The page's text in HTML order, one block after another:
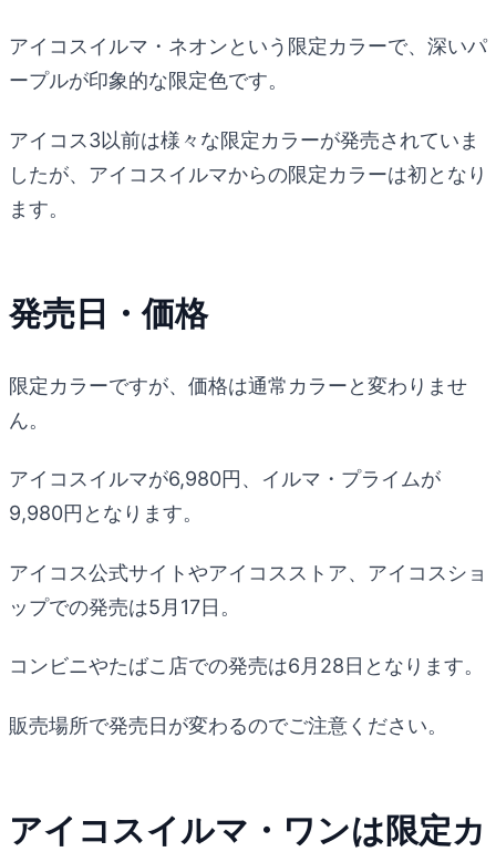
アイコスイルマ・ネオンという限定カラーで、深いパ
ープルが印象的な限定色です。
アイコス3以前は様々な限定カラーが発売されていま
したが、アイコスイルマからの限定カラーは初となり
ます。
発売日・価格
限定カラーですが、価格は通常カラーと変わりませ
ん。
アイコスイルマが6,980円、イルマ・プライムが
9,980円となります。
アイコス公式サイトやアイコスストア、アイコスショ
ップでの発売は5月17日。
コンビニやたばこ店での発売は6月28日となります。
販売場所で発売日が変わるのでご注意ください。
アイコスイルマ・ワンは限定カ